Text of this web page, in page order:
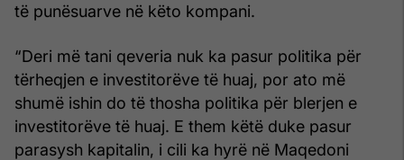
të punësuarve në këto kompani.
“Deri më tani qeveria nuk ka pasur politika për
tërheqjen e investitorëve të huaj, por ato më
shumë ishin do të thosha politika për blerjen e
investitorëve të huaj. E them këtë duke pasur
parasysh kapitalin, i cili ka hyrë në Maqedoni